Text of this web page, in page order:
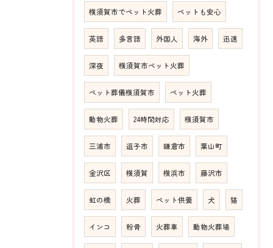
横須賀市でペット火葬 ペットも安心
英語 多言語 外国人 海外 迅速
深夜 横須賀市ペット火葬
ペット葬儀横須賀市 ペット火葬
動物火葬 24時間対応 横須賀市
三浦市 逗子市 鎌倉市 葉山町
金沢区 横須賀 横浜市 藤沢市
虹の橋 火葬 ペット供養 犬 猫
インコ 粉骨 火葬車 動物火葬場